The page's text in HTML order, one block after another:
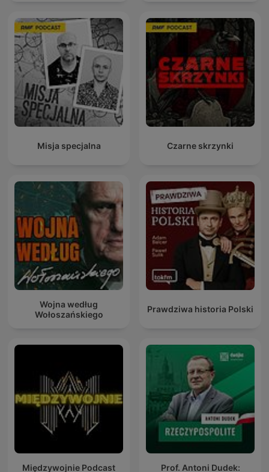
Misja specjalna Czarne skrzynki
Wojna według
Wołoszańskiego
Prawdziwa historia Polski
Międzywojnie Podcast Prof. Antoni Dudek: